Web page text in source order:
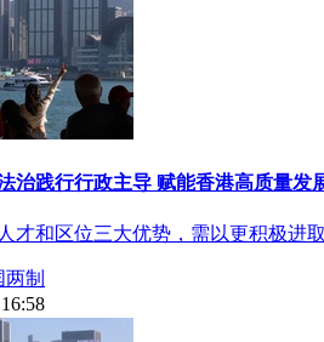
治践行行政主导 赋能香港高质量发
才和区位三大优势，需以更积极进
制